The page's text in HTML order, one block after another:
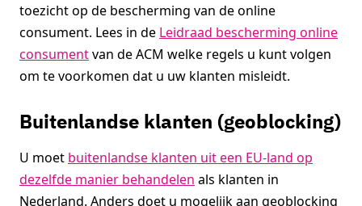
toezicht op de bescherming van de online
consument. Lees in de Leidraad bescherming online
consumentvan de ACM welke regels u kunt volgen
om te voorkomen dat u uw klanten misleidt.
Buitenlandse klanten (geoblocking)
U moet buitenlandse klanten uit een EU-land op
dezelfde manier behandelen als klanten in
Nederland. Anders doet u mogelijk aan geoblocking